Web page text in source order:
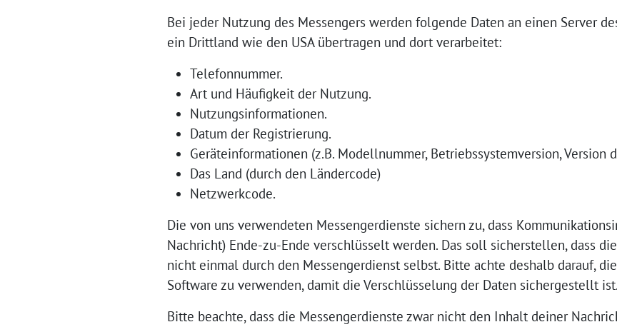
Bei jeder Nutzung des Messengers werden folgende Daten an einen Server
ein Drittland wie den USA übertragen und dort verarbeitet:
Telefonnummer.
Art und Häufigkeit der Nutzung.
Nutzungsinformationen.
Datum der Registrierung.
Geräteinformationen (z.B. Modellnummer, Betriebssystemversion, Version
Das Land (durch den Ländercode)
Netzwerkcode.
Die von uns verwendeten Messengerdienste sichern zu, dass
Nachricht) Ende-zu-Ende verschlüsselt werden. Das soll sicherstellen, dass
nicht einmal durch den Messengerdienst selbst. Bitte achte deshalb darauf,
Software zu verwenden, damit die Verschlüsselung der Daten sichergestellt ist.
Bitte beachte, dass die Messengerdienste zwar nicht den Inhalt deiner